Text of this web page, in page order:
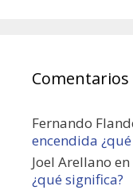
Fernando
encendida
Joel Arellano en
¿qué significa?